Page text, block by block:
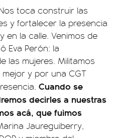
toca construir las
y fortalecer la presencia
en la calle. Venimos de
Eva Perón: la
las mujeres. Militamos
y por una CGT
Cuando se
decirles a nuestras
acá, que fuimos
Jaureguiberry,